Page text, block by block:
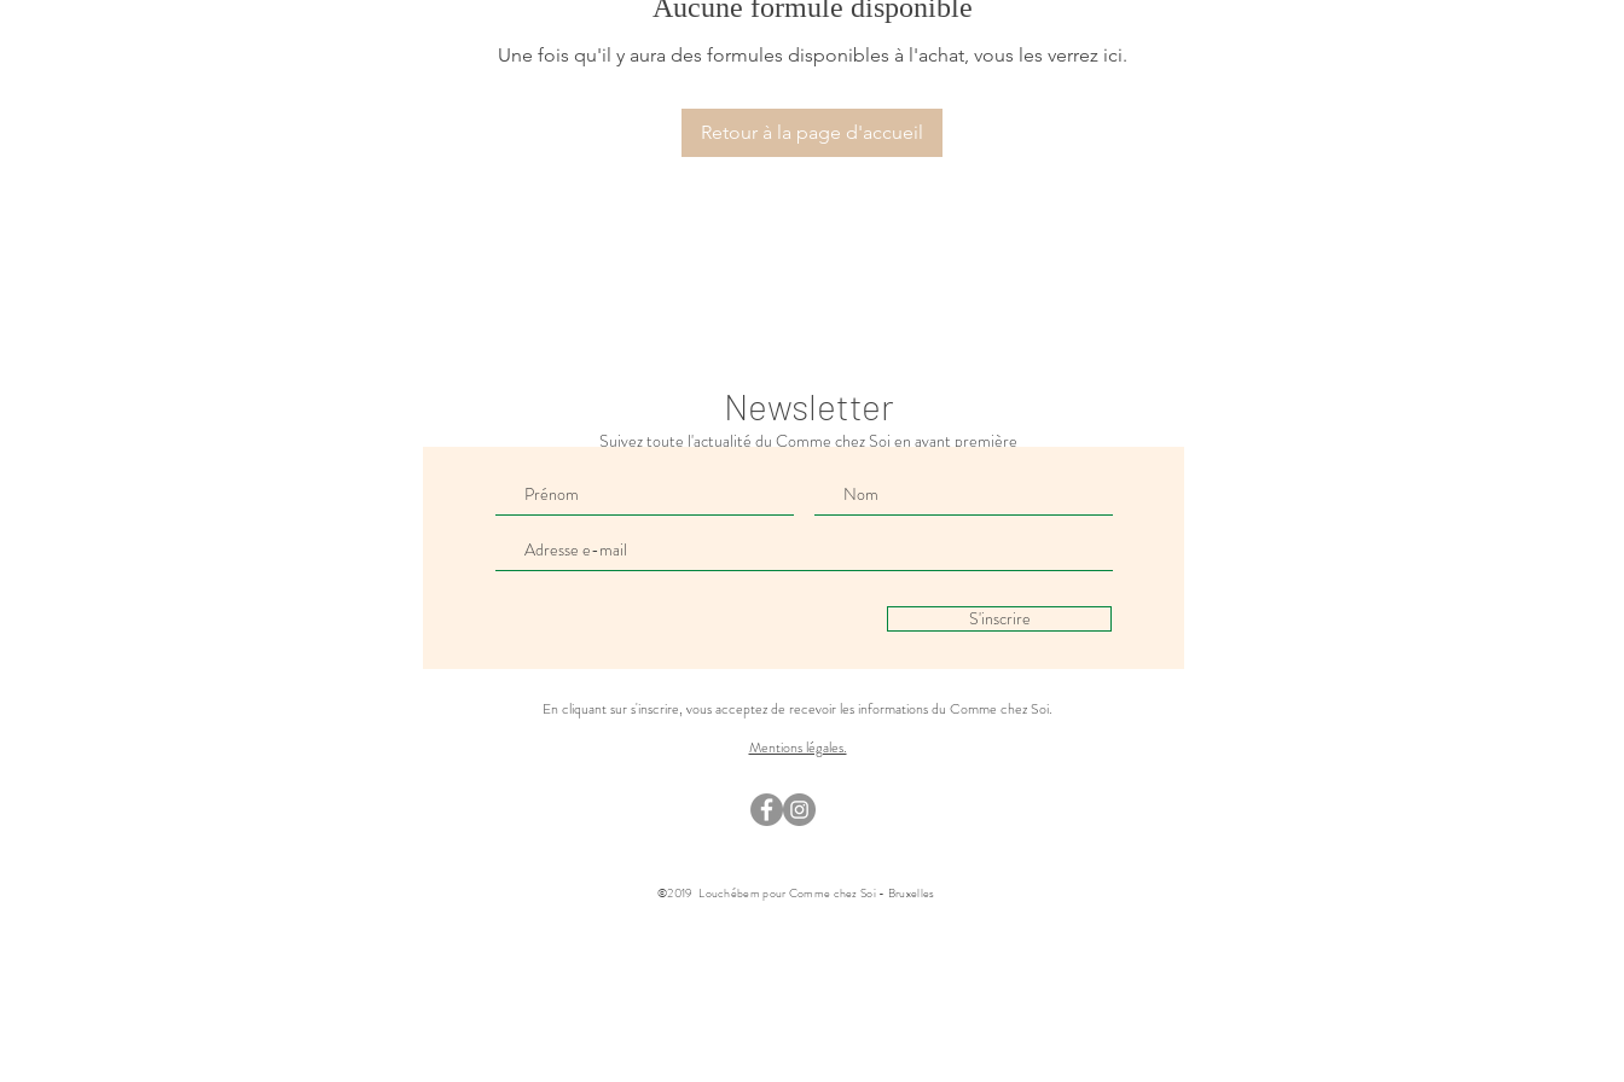
Aucune formule disponible
Une fois qu'il y aura des formules disponibles à l'achat, vous les verrez ici.
Retour à la page d'accueil
Newsletter
Suivez toute l'actualité du Comme chez Soi en avant première
S'inscrire
En cliquant sur s'inscrire, vous acceptez de recevoir les informations du Comme chez Soi.
Mentions légales.
©2019 Louchébem pour Comme chez Soi - Bruxelles